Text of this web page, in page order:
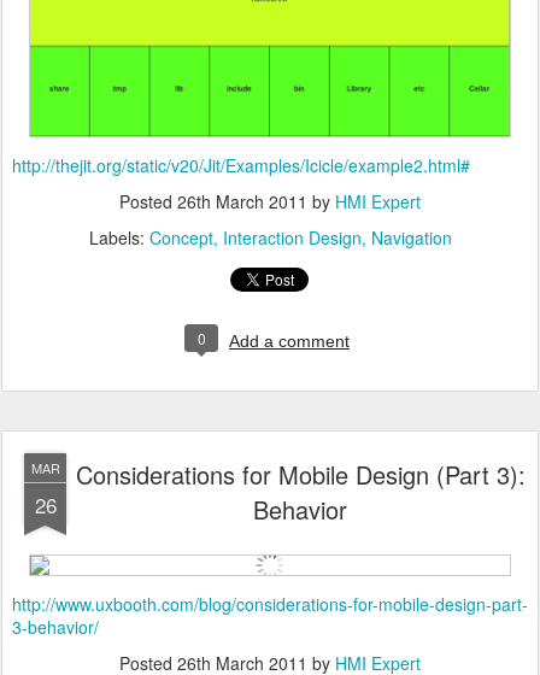
http://thejit.org/static/v20/Jit/Examples/Icicle/example2.html#
Posted 26th March 2011 by HMI Expert
Labels: Concept Interaction Design Navigation
0 Add a comment
MAR
26
Considerations for Mobile Design (Part 3):
Behavior
http://www.uxbooth.com/blog/considerations-for-mobile-design-part-
3-behavior/
Posted 26th March 2011 by HMI Expert